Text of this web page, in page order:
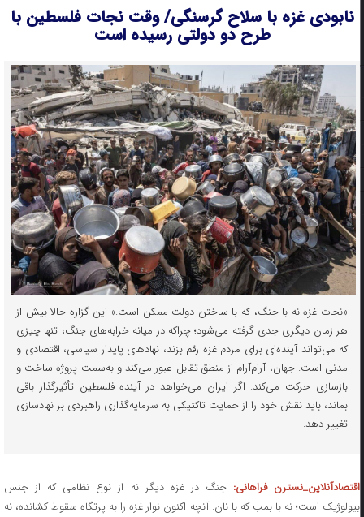
نابودی غزه با سلاح گرسنگی/ وقت نجات فلسطین با
طرح دو دولتی رسیده است
«نجات غزه نه با جنگ، که با ساختن دولت ممکن است.» این گزاره حالا بیش از
هر زمان دیگری جدی گرفته می‌شود؛ چراکه در میانه خرابه‌های جنگ، تنها چیزی
که می‌تواند آینده‌ای برای مردم غزه رقم بزند، نهادهای پایدار سیاسی، اقتصادی و
مدنی است. جهان، آرام‌آرام از منطق تقابل عبور می‌کند و به‌سمت پروژه ساخت و
بازسازی حرکت می‌کند. اگر ایران می‌خواهد در آینده فلسطین تأثیرگذار باقی
بماند، باید نقش خود را از حمایت تاکتیکی به سرمایه‌گذاری راهبردی بر نهادسازی
تغییر دهد.
اقتصادآنلاین_نسترن فراهانی:جنگ در غزه دیگر نه از نوع نظامی که از جنس
بیولوژیک است؛ نه با بمب که با نان. آنچه اکنون نوار غزه را به پرتگاه سقوط کشانده، نه